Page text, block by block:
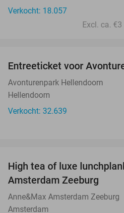
Verkocht: 18.057
Excl. ca.
Entreeticket voor
Avonturenpark Hellendoorn
Hellendoorn
Verkocht: 32.639
High tea of luxe
Amsterdam Zeeburg
Anne&Max Amsterdam Zeeburg
Amsterdam